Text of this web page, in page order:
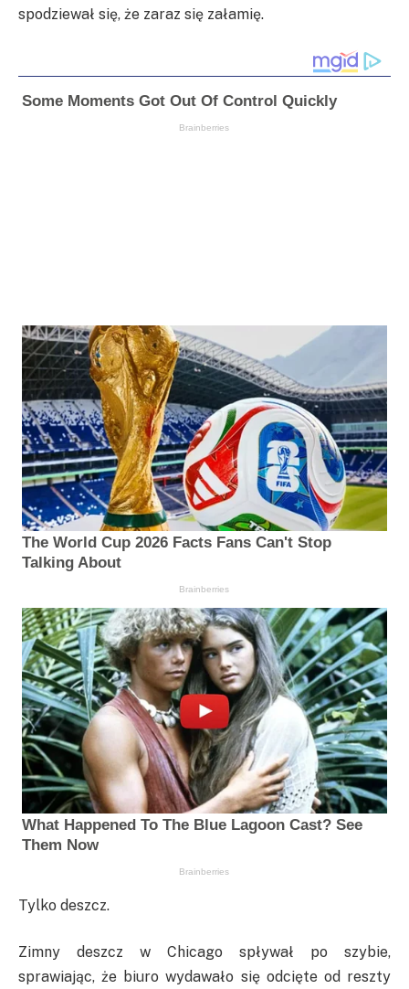
spodziewał się, że zaraz się załamię.
Tylko deszcz.
Zimny deszcz w Chicago spływał po szybie,
sprawiając, że biuro wydawało się odcięte od reszty